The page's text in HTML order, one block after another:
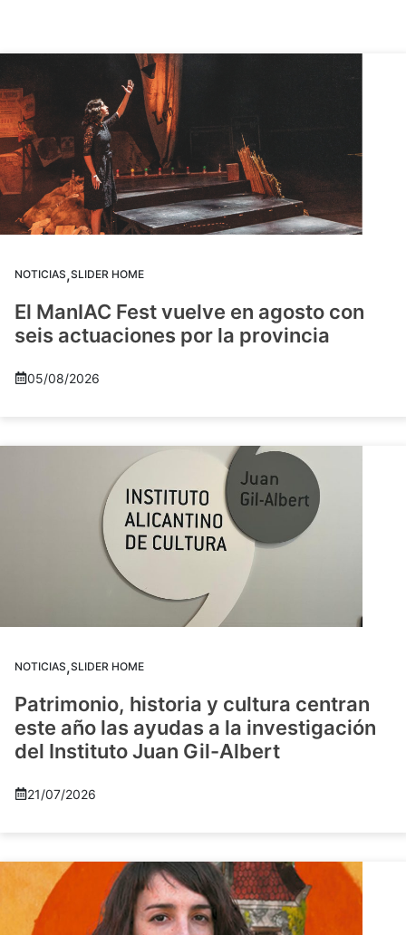
NOTICIAS,SLIDER HOME
El ManIAC Fest vuelve en agosto con
seis actuaciones por la provincia
05/08/2026
NOTICIAS,SLIDER HOME
Patrimonio, historia y cultura centran
este año las ayudas a la investigación
del Instituto Juan Gil-Albert
21/07/2026